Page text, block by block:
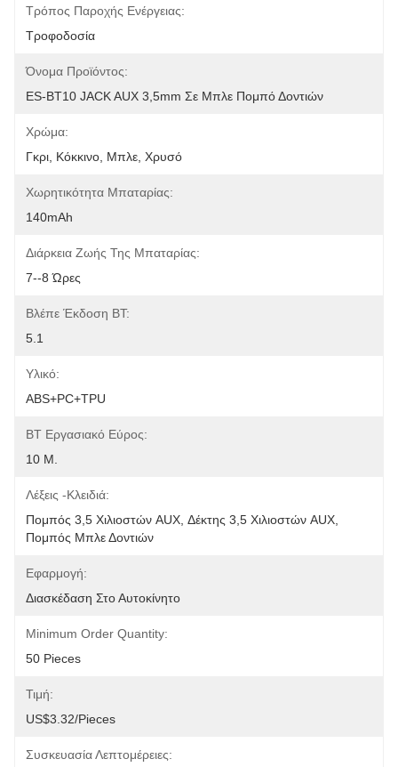
Τρόπος Παροχής Ενέργειας:
Τροφοδοσία
Όνομα Προϊόντος:
ES-BT10 JACK AUX 3,5mm Σε Μπλε Πομπό Δοντιών
Χρώμα:
Γκρι, Κόκκινο, Μπλε, Χρυσό
Χωρητικότητα Μπαταρίας:
140mAh
Διάρκεια Ζωής Της Μπαταρίας:
7--8 Ώρες
Βλέπε Έκδοση BT:
5.1
Υλικό:
ABS+PC+TPU
BT Εργασιακό Εύρος:
10 Μ.
Λέξεις -κλειδιά:
Πομπός 3,5 Χιλιοστών AUX, Δέκτης 3,5 Χιλιοστών AUX,
Πομπός Μπλε Δοντιών
Εφαρμογή:
Διασκέδαση Στο Αυτοκίνητο
Minimum Order Quantity:
50 Pieces
Τιμή:
US$3.32/pieces
Συσκευασία Λεπτομέρειες: